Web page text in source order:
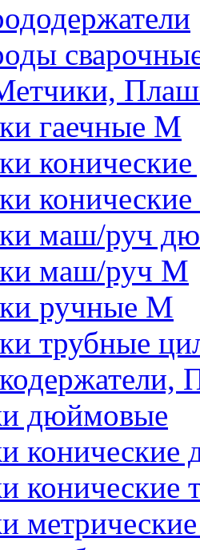
гаечные М
маш/руч
маш/руч М
ручные М
трубные
дюймовые
конические